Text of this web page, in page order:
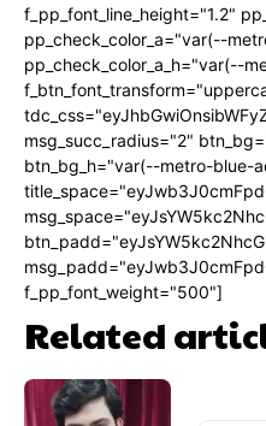
f_pp_font_line_height="1.2"
pp_check_color_a="var(--
pp_check_color_a_h="var(--
msg_succ_radius="2"
btn_bg_h="var(--metro-blue-
f_pp_font_weight="500"]
Related